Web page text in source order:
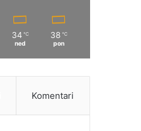
34 ℃
ned
38 ℃
pon
Komentari